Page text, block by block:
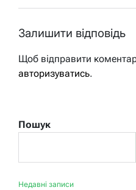
Залишити відповідь
Щоб відправити
авторизуватись.
Пошук
Недавні записи